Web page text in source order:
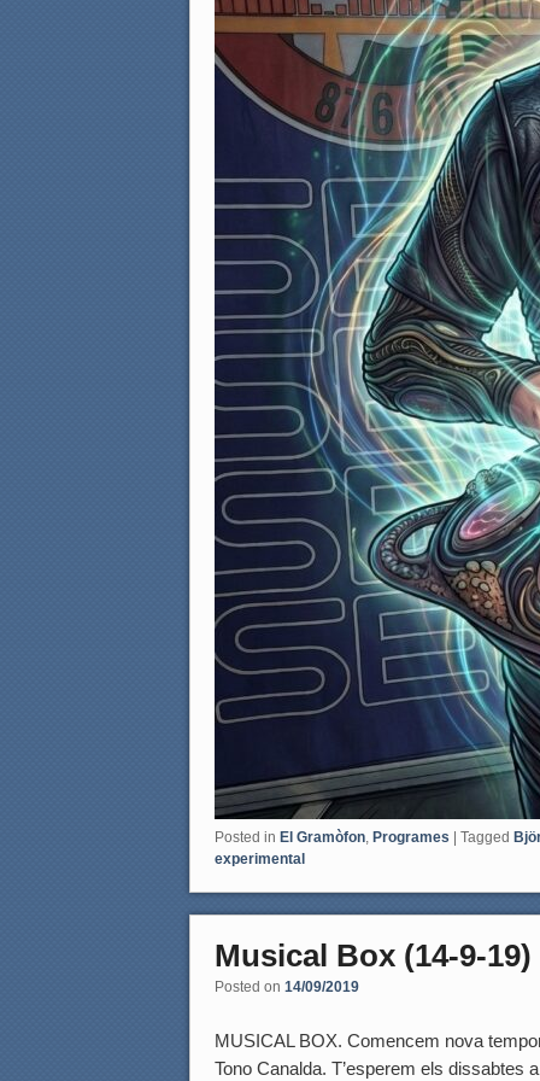
Posted in El Gramòfon Programes | Tagged
experimental
Musical Box (14-9-19)
Posted on 14/09/2019
MUSICAL BOX. Comencem nova
Tono Canalda. T’esperem els dissabtes